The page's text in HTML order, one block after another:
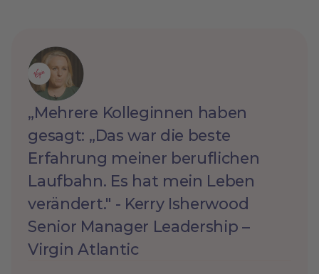
„Mehrere Kolleginnen haben
gesagt: „Das war die beste
Erfahrung meiner beruflichen
Laufbahn. Es hat mein Leben
verändert." - Kerry Isherwood
Senior Manager Leadership –
Virgin Atlantic